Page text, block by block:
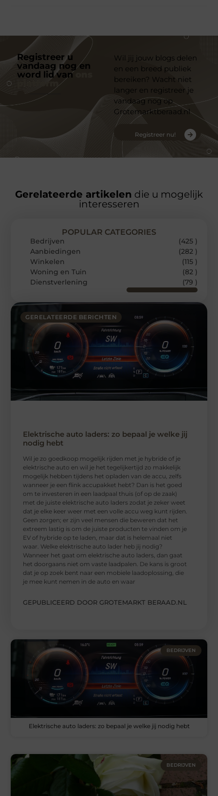
Registreer u
vandaag nog en
word lid van
platform
Wil jij jouw blogs delen
en een breed publiek
bereiken? Wacht niet
langer en registreer je
vandaag nog op
Grotemarktberaad.nl
Registreer nu!
Gerelateerde artikelen die u mogelijk
interesseren
GERELATEERDE BERICHTEN
Elektrische auto laders: zo bepaal je welke jij
nodig hebt
Wil je zo goedkoop mogelijk rijden met je hybride of je
elektrische auto en wil je het tegelijkertijd zo makkelijk
mogelijk hebben tijdens het opladen van de accu, zelfs
wanneer je een flink accupakket hebt? Dan is het goed
om te investeren in een laadpaal thuis (of op de zaak)
met de juiste elektrische auto laders zodat je zeker weet
dat je elke keer weer met een volle accu weg kunt rijden.
Geen zorgen; er zijn veel mensen die beweren dat het
extreem lastig is om de juiste producten te vinden om je
EV of hybride op te laden, maar dat is helemaal niet
waar. Welke elektrische auto lader heb jij nodig?
Wanneer het gaat om elektrische auto laders, dan gaat
het doorgaans niet om vaste laadpalen. De kans is groot
dat je op zoek bent naar een mobiele laadoplossing, die
je mee kunt nemen in de auto en waar
GEPUBLICEERD DOOR GROTEMARKT BERAAD.NL
POPULAR CATEGORIES
Bedrijven
(425 )
Aanbiedingen
(282 )
Winkelen
(115 )
Woning en Tuin
(82 )
Dienstverlening
(79 )
BEDRIJVEN
Elektrische auto laders: zo bepaal je welke jij nodig hebt
BEDRIJVEN